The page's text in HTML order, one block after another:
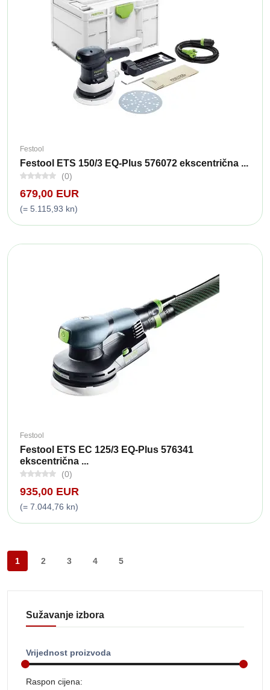
Festool
Festool ETS 150/3 EQ-Plus 576072 ekscentrična ...
(0)
679,00 EUR
(= 5.115,93 kn)
Festool
Festool ETS EC 125/3 EQ-Plus 576341
ekscentrična ...
(0)
935,00 EUR
(= 7.044,76 kn)
1 2 3 4 5
Sužavanje izbora
Vrijednost proizvoda
Raspon cijena: